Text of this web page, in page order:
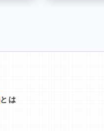
とは